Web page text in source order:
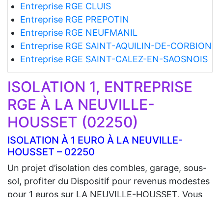
Entreprise RGE CLUIS
Entreprise RGE PREPOTIN
Entreprise RGE NEUFMANIL
Entreprise RGE SAINT-AQUILIN-DE-CORBION
Entreprise RGE SAINT-CALEZ-EN-SAOSNOIS
ISOLATION 1, ENTREPRISE
RGE À LA NEUVILLE-
HOUSSET (02250)
ISOLATION À 1 EURO À LA NEUVILLE-
HOUSSET – 02250
Un projet d’isolation des combles, garage, sous-
sol, profiter du Dispositif pour revenus modestes
pour 1 euros sur LA NEUVILLE-HOUSSET. Vous